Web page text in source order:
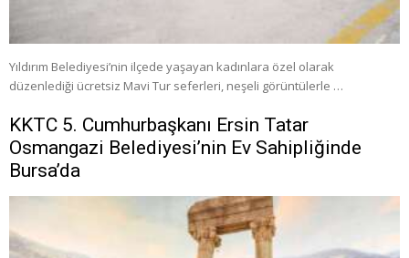
Yıldırım Belediyesi’nin ilçede yaşayan kadınlara özel olarak
düzenlediği ücretsiz Mavi Tur seferleri, neşeli görüntülerle …
KKTC 5. Cumhurbaşkanı Ersin Tatar
Osmangazi Belediyesi’nin Ev Sahipliğinde
Bursa’da